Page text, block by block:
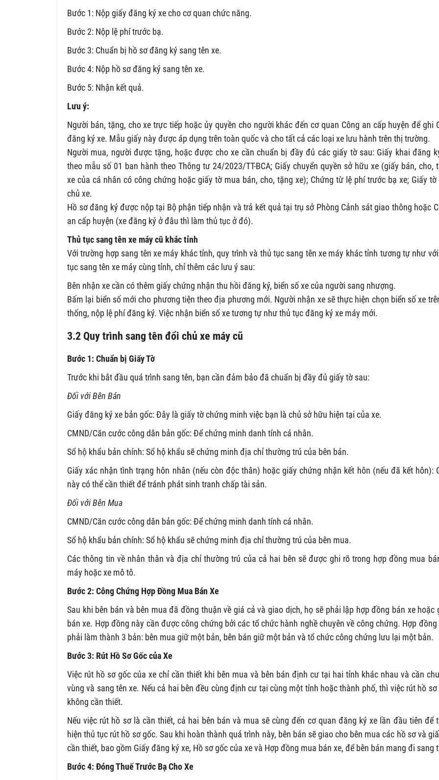
Bước 1: Nộp giấy đăng ký xe cho cơ quan chức năng.
Bước 2: Nộp lệ phí trước bạ.
Bước 3: Chuẩn bị hồ sơ đăng ký sang tên xe.
Bước 4: Nộp hồ sơ đăng ký sang tên xe.
Bước 5: Nhận kết quả.
Lưu ý:
Người bán, tặng, cho xe trực tiếp hoặc ủy quyền cho người khác đến cơ quan Công an cấp huyện để ghi
đăng ký xe. Mẫu giấy này được áp dụng trên toàn quốc và cho tất cả các loại xe lưu hành trên thị trường.
Người mua, người được tặng, hoặc được cho xe cần chuẩn bị đầy đủ các giấy tờ sau: Giấy khai đăng
theo mẫu số 01 ban hành theo Thông tư 24/2023/TT-BCA; Giấy chuyển quyền sở hữu xe (giấy bán, cho,
xe của cá nhân có công chứng hoặc giấy tờ mua bán, cho, tặng xe); Chứng từ lệ phí trước bạ xe; Giấy tờ
chủ xe.
Hồ sơ đăng ký được nộp tại Bộ phận tiếp nhận và trả kết quả tại trụ sở Phòng Cảnh sát giao thông hoặc
an cấp huyện (xe đăng ký ở đâu thì làm thủ tục ở đó).
Thủ tục sang tên xe máy cũ khác tỉnh
Với trường hợp sang tên xe máy khác tỉnh, quy trình và thủ tục sang tên xe máy khác tỉnh tương tự như
tục sang tên xe máy cùng tỉnh, chỉ thêm các lưu ý sau:
Bên nhận xe cần có thêm giấy chứng nhận thu hồi đăng ký, biển số xe của người sang nhượng.
Bấm lại biển số mới cho phương tiện theo địa phương mới. Người nhận xe sẽ thực hiện chọn biển số xe
thống, nộp lệ phí đăng ký. Việc nhận biển số xe tương tự như thủ tục đăng ký xe máy mới.
3.2 Quy trình sang tên đổi chủ xe máy cũ
Bước 1: Chuẩn bị Giấy Tờ
Trước khi bắt đầu quá trình sang tên, bạn cần đảm bảo đã chuẩn bị đầy đủ giấy tờ sau:
Đối với Bên Bán
Giấy đăng ký xe bản gốc: Đây là giấy tờ chứng minh việc bạn là chủ sở hữu hiện tại của xe.
CMND/Căn cước công dân bản gốc: Để chứng minh danh tính cá nhân.
Sổ hộ khẩu bản chính: Sổ hộ khẩu sẽ chứng minh địa chỉ thường trú của bên bán.
Giấy xác nhận tình trạng hôn nhân (nếu còn độc thân) hoặc giấy chứng nhận kết hôn (nếu đã kết hôn):
này có thể cần thiết để tránh phát sinh tranh chấp tài sản.
Đối với Bên Mua
CMND/Căn cước công dân bản gốc: Để chứng minh danh tính cá nhân.
Sổ hộ khẩu bản chính: Sổ hộ khẩu sẽ chứng minh địa chỉ thường trú của bên mua.
Các thông tin về nhân thân và địa chỉ thường trú của cả hai bên sẽ được ghi rõ trong hợp đồng mua
máy hoặc xe mô tô.
Bước 2: Công Chứng Hợp Đồng Mua Bán Xe
Sau khi bên bán và bên mua đã đồng thuận về giá cả và giao dịch, họ sẽ phải lập hợp đồng bán xe hoặc
bán xe. Hợp đồng này cần được công chứng bởi các tổ chức hành nghề chuyên về công chứng. Hợp đồng
phải làm thành 3 bản: bên mua giữ một bản, bên bán giữ một bản và tổ chức công chứng lưu lại một bản.
Bước 3: Rút Hồ Sơ Gốc của Xe
Việc rút hồ sơ gốc của xe chỉ cần thiết khi bên mua và bên bán định cư tại hai tỉnh khác nhau và cần
vùng và sang tên xe. Nếu cả hai bên đều cùng định cư tại cùng một tỉnh hoặc thành phố, thì việc rút hồ sơ
không cần thiết.
Nếu việc rút hồ sơ là cần thiết, cả hai bên bán và mua sẽ cùng đến cơ quan đăng ký xe lần đầu tiên để
hiện thủ tục rút hồ sơ gốc. Sau khi hoàn thành quá trình này, bên bán sẽ giao cho bên mua các hồ sơ và
cần thiết, bao gồm Giấy đăng ký xe, Hồ sơ gốc của xe và Hợp đồng mua bán xe, để bên bán mang đi sang
Bước 4: Đóng Thuế Trước Bạ Cho Xe